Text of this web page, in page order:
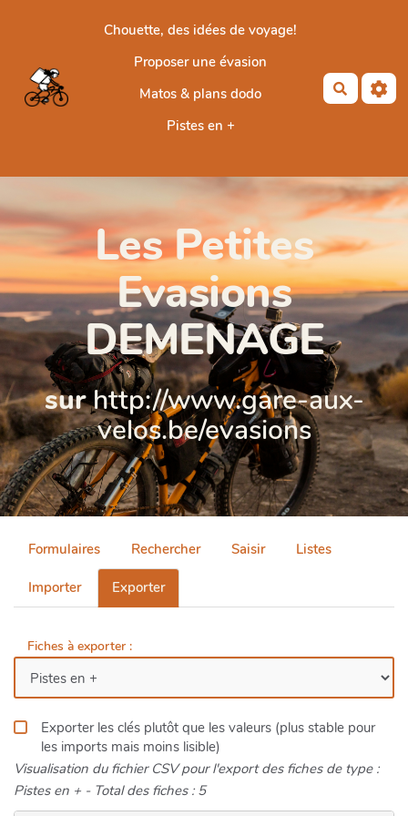
Aller au contenu principal
Chouette, des idées de voyage!
Proposer une évasion
Matos & plans dodo
Pistes en +
Les Petites
Evasions
DEMENAGE
surhttp://www.gare-aux-
velos.be/evasions
Formulaires Rechercher Saisir Listes
Importer Exporter
Fiches à exporter :
Exporter les clés plutôt que les valeurs (plus stable pour
les imports mais moins lisible)
Visualisation du fichier CSV pour l'export des fiches de type :
Pistes en + - Total des fiches : 5